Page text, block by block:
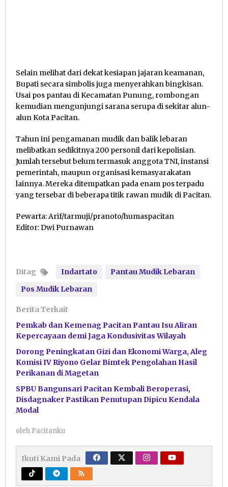
Selain melihat dari dekat kesiapan jajaran keamanan,
Bupati secara simbolis juga menyerahkan bingkisan.
Usai pos pantau di Kecamatan Punung, rombongan
kemudian mengunjungi sarana serupa di sekitar alun-
alun Kota Pacitan.
Tahun ini pengamanan mudik dan balik lebaran
melibatkan sedikitnya 200 personil dari kepolisian.
Jumlah tersebut belum termasuk anggota TNI, instansi
pemerintah, maupun organisasi kemasyarakatan
lainnya. Mereka ditempatkan pada enam pos terpadu
yang tersebar di beberapa titik rawan mudik di Pacitan.
Pewarta: Arif/tarmuji/pranoto/humaspacitan
Editor: Dwi Purnawan
Ditag Indartato
Pantau Mudik Lebaran
Pos Mudik Lebaran
Berita Terkait
Pemkab dan Kemenag Pacitan Pantau Isu Aliran
Kepercayaan demi Jaga Kondusivitas Wilayah
Dorong Peningkatan Gizi dan Ekonomi Warga, Aleg
Komisi IV Riyono Gelar Bimtek Pengolahan Hasil
Perikanan di Magetan
SPBU Bangunsari Pacitan Kembali Beroperasi,
Disdagnaker Pastikan Penutupan Dipicu Kendala
Modal
oleh Pacitanku
Ikuti Kami Pada